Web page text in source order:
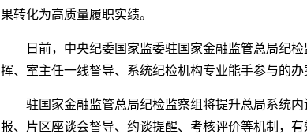
果转化为高质量履职实绩。
日前，中央纪委国家监委驻国家金融监管总局纪
挥、室主任一线督导、系统纪检机构专业能手参与的办
驻国家金融监管总局纪检监察组将提升总局系统
报、片区座谈会督导、约谈提醒、考核评价等机制，